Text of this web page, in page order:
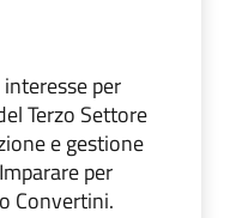
per
Terzo Settore
e gestione
per
Convertini.